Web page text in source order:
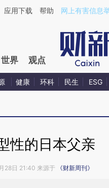
fPg0xofi](https://
应用下载 帮助 网上有害信息
世界 观点
健康 环科 民生 ESG
性的日本父亲
28日 21:40 来源于 《财新周刊》